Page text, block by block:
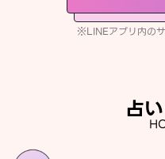
※LINEアプリ内の
占